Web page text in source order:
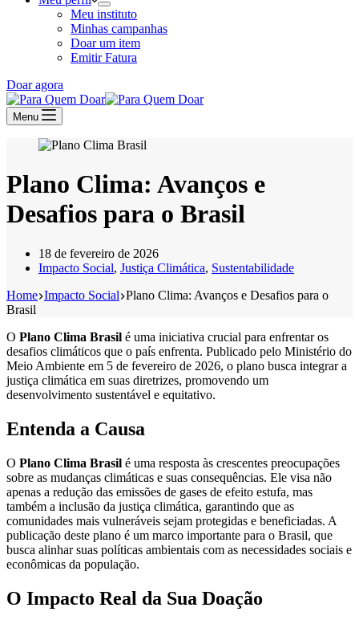
Meu instituto
Minhas campanhas
Doar um item
Emitir Fatura
Doar agora
Menu
Plano Clima: Avanços e
Desafios para o Brasil
18 de fevereiro de 2026
Impacto Social, Justiça Climática, Sustentabilidade
Home Impacto Social Plano Clima: Avanços e Desafios para o
Brasil
O Plano Clima Brasil é uma iniciativa crucial para enfrentar os
desafios climáticos que o país enfrenta. Publicado pelo Ministério do
Meio Ambiente em 5 de fevereiro de 2026, o plano busca integrar a
justiça climática em suas diretrizes, promovendo um
desenvolvimento sustentável e equitativo.
Entenda a Causa
O Plano Clima Brasil é uma resposta às crescentes preocupações
sobre as mudanças climáticas e suas consequências. Ele visa não
apenas a redução das emissões de gases de efeito estufa, mas
também a inclusão da justiça climática, garantindo que as
comunidades mais vulneráveis sejam protegidas e beneficiadas. A
publicação deste plano é um marco importante para o Brasil, que
busca alinhar suas políticas ambientais com as necessidades sociais e
econômicas da população.
O Impacto Real da Sua Doação